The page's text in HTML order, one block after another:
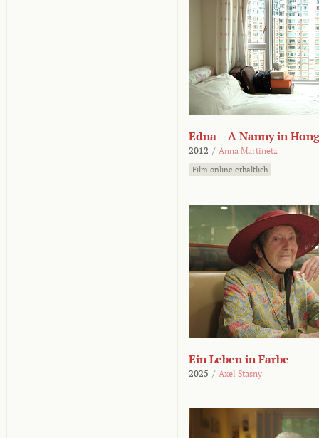
Edna – A Nanny in
2012 / Anna Martinetz
Film online erhältlich
Ein Leben in Farbe
2025 / Axel Stasny